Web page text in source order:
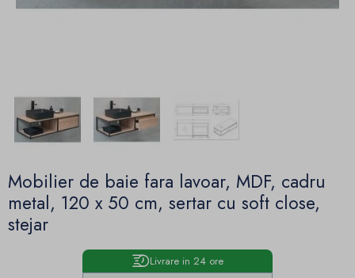
Mobilier de baie fara lavoar, MDF, cadru
metal, 120 x 50 cm, sertar cu soft close,
stejar
Livrare in 24 ore